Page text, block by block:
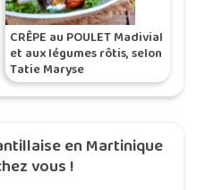
CRÊPE au POULET Madivial
et aux légumes rôtis, selon
Tatie Maryse
en Martinique
vous !